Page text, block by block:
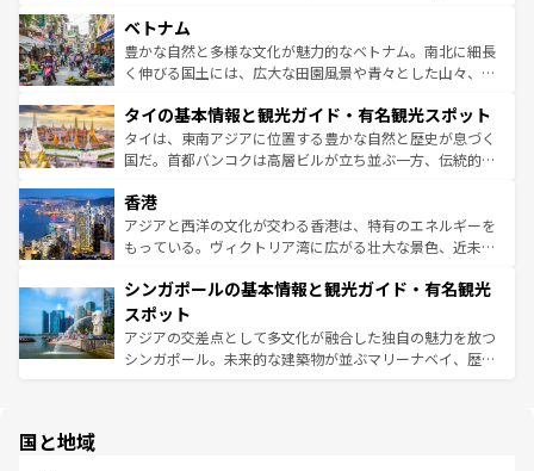
参照してほしい。
容にもいいと評判のスイーツなど、バラエティ豊かな料理
が味わえる。 なお、新着の台湾情報は コンテンツ一覧を参
照してほしい。
き、地方に足を延ばせば四季折々の自然美を楽しむことが
できる。そして、キムチや焼肉、絶品のストリートフード
まで、さまざまな韓国料理が待っている。夜には、韓国な
リティに包まれながら、韓国の多彩な魅力を心ゆくまで味
わってみてほしい。 なお、新着の韓国情報はコンテンツ一
覧を参照してほしい。
ベトナム
豊かな自然と多様な文化が魅力的なベトナム。南北に細長
く伸びる国土には、広大な田園風景や青々とした山々、世
急速な発展と共に伝統が息づく。ハノイの古い町並みやホ
ーチミン市のフランス統治時代の建物も、独特の雰囲気を
醸し出している。また、バラエティの豊かさとおいしさで
とつ。フォーやバインミー、ベトナムコーヒーなどは、ぜ
ひ現地で味わいたい。どの地域を訪れてもあたたかい人々
が旅行者を迎えてくれるので、きっと忘れられない旅にな
参照してほしい。
タイの基本情報と観光ガイド・有名観光スポット
タイは、東南アジアに位置する豊かな自然と歴史が息づく
国だ。首都バンコクは高層ビルが立ち並ぶ一方、伝統的な
の活気が交差している。北部ではチェンマイなどの山岳地
帯で自然と触れ合い、南部ではプーケットやクラビの美し
いビーチでリゾート気分を楽しむことができる。タイ料理
激する。気候は一年中温暖で、どの季節にも異なる楽しみ
が待っている。親しみやすいタイの人々、仏教を中心とし
た文化、そして多様な観光資源が、訪れる旅人を魅了し続
ける。 なお、新着のタイ情報はコンテンツ一覧を参照して
香港
アジアと西洋の文化が交わる香港は、特有のエネルギーを
もっている。ヴィクトリア湾に広がる壮大な景色、近未来
み、どこを訪れても感動するはず。観光スポットが密集し
ており、効率よく見どころを回れるのも魅力。息をのむよ
うな絶景から文化的な体験まで、香港を存分に楽しみ尽く
そう。 なお、新着の香港情報はコンテンツ一覧を参照して
シンガポールの基本情報と観光ガイド・有名観光
スポット
アジアの交差点として多文化が融合した独自の魅力を放つ
シンガポール。未来的な建築物が並ぶマリーナベイ、歴史
国と地域